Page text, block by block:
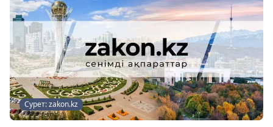
Сурет: zakon.kz